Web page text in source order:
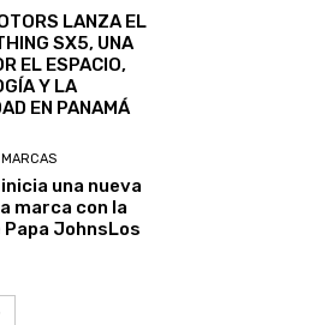
LANZA EL
SX5, UNA
EL ESPACIO,
Y LA
EN PANAMÁ
una nueva
marca con la
JohnsLos